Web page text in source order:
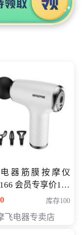
器筋膜按摩仪
会员专享价168
库存100
飞电器专卖店